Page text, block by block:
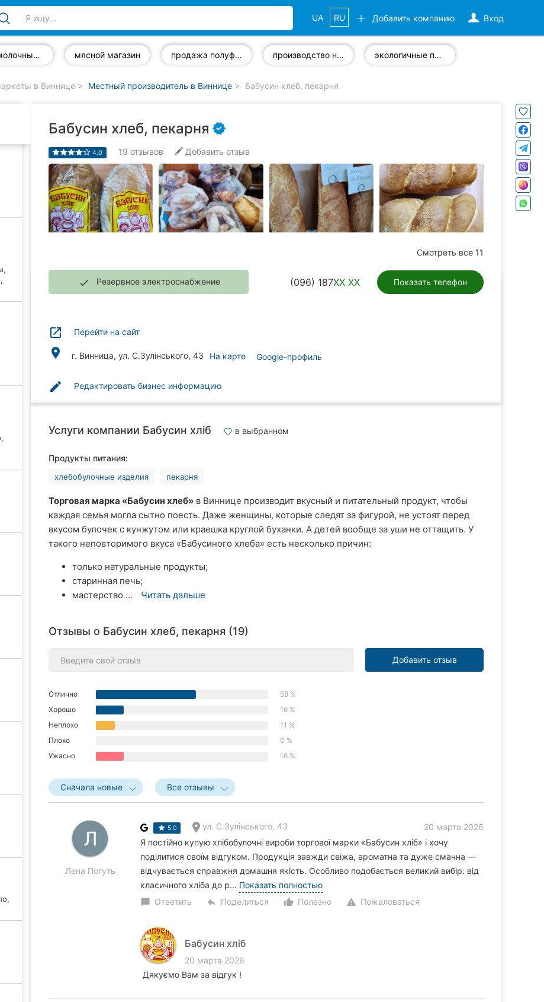
Вход
Добавить компанию
UA RU
кисломолочные продукты мясной магазин продажа полуфабрикатов производство напитков экологичные продукты
в Виннице Местный производитель в Виннице Бабусин хлеб, пекарня
Бабусин хлеб, пекарня
4.0 19 отзывов Добавить отзыв
Смотреть все 11
done Резервное электроснабжение
launch Перейти на сайт
(096) 187XX XX Показать телефон
place г. Винница, ул. С.Зулінського, 43 На карте Google-профиль
edit Редактировать бизнес информацию
Услуги компании Бабусин хліб в выбранном
Продукты питания:
хлебобулочные изделия пекарня
Торговая марка «Бабусин хлеб» в Виннице производит вкусный и питательный продукт, чтобы
каждая семья могла сытно поесть. Даже женщины, которые следят за фигурой, не устоят перед
вкусом булочек с кунжутом или краешка круглой буханки. А детей вообще за уши не оттащить. У
такого неповторимого вкуса «Бабусиного хлеба» есть несколько причин:
только натуральные продукты;
старинная печь;
мастерство ...
Читать дальше
Отзывы о Бабусин хлеб, пекарня (19)
Добавить отзыв
Отлично
58 %
Хорошо
16 %
Неплохо
11 %
Плохо
0 %
Ужасно
16 %
Сначала новые Все отзывы
Лена Погуть
5.0 ул. С.Зулінського, 43
20 марта 2026
Я постійно купую хлібобулочні вироби торгової марки «Бабусин хліб» і хочу
поділитися своїм відгуком. Продукція завжди свіжа, ароматна та дуже смачна —
відчувається справжня домашня якість. Особливо подобається великий вибір: від
класичного хліба до р... Показать полностью
chat_bubble Ответить reply Поделиться thumb_up_alt
Полезно warning Пожаловаться
Бабусин хліб
20 марта 2026
Дякуємо Вам за відгук !